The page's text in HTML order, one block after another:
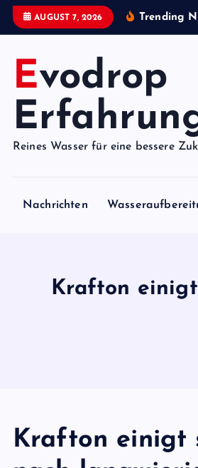
AUGUST 7, 2026 Trending
Evodrop
Reines Wasser für eine bessere
Nachrichten
Krafton
Krafton einigt